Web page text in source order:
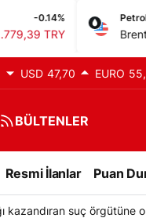
Petrol
Brent Petrol
USD 47,70 EURO
BÜLTENLER
Resmi İlanlar Puan
kazandıran suç örgütüne